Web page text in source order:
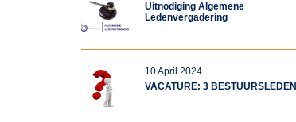
Uitnodiging Algemene
Ledenvergadering
10 April 2024
VACATURE: 3 BESTUURSLEDEN